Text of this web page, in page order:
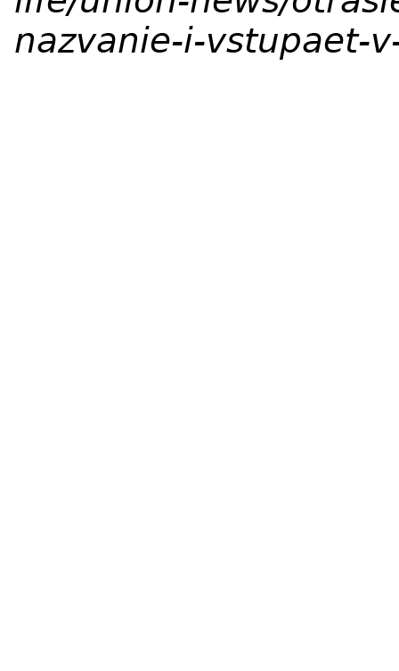
nazvanie-i-vstupaet-